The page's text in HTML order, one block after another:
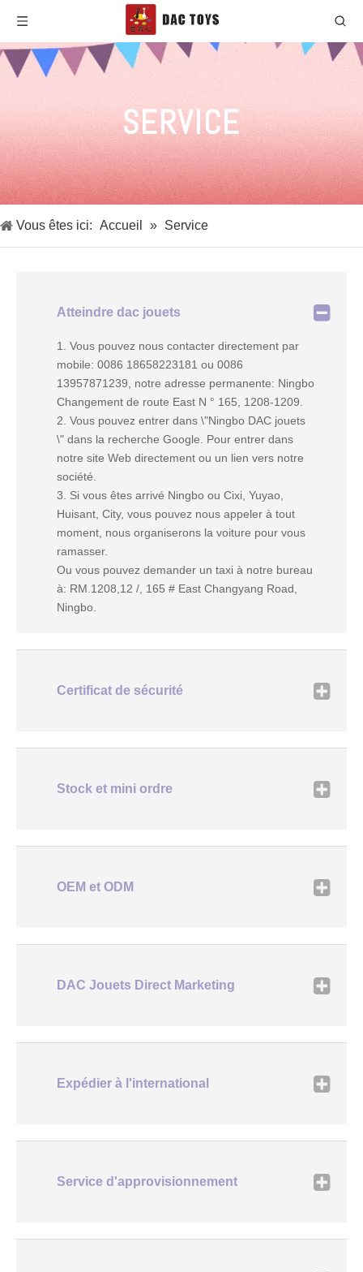
SERVICE
Vous êtes ici: Accueil » Service
Atteindre dac jouets
1. Vous pouvez nous contacter directement par
mobile: 0086 18658223181 ou 0086
13957871239, notre adresse permanente: Ningbo
Changement de route East N ° 165, 1208-1209.
2. Vous pouvez entrer dans \"Ningbo DAC jouets
\" dans la recherche Google. Pour entrer dans
notre site Web directement ou un lien vers notre
société.
3. Si vous êtes arrivé Ningbo ou Cixi, Yuyao,
Huisant, City, vous pouvez nous appeler à tout
moment, nous organiserons la voiture pour vous
ramasser.
Ou vous pouvez demander un taxi à notre bureau
à: RM.1208,12 /, 165 # East Changyang Road,
Ningbo.
Certificat de sécurité
Stock et mini ordre
OEM et ODM
DAC Jouets Direct Marketing
Expédier à l'international
Service d'approvisionnement